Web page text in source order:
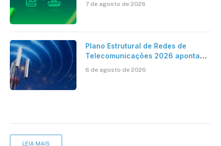
cartório
7 de agosto de 2026
Plano Estrutural de Redes de
Telecomunicações 2026 aponta
mantém desafio
6 de agosto de 2026
LEIA MAIS